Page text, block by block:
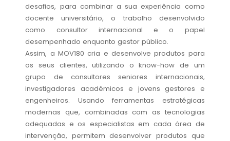
desafios, para combinar a sua experiência como
docente universitário, o trabalho desenvolvido
como consultor internacional e o papel
desempenhado enquanto gestor público.
Assim, a MOV180 cria e desenvolve produtos para
os seus clientes, utilizando o know-how de um
grupo de consultores seniores internacionais,
investigadores académicos e jovens gestores e
engenheiros. Usando ferramentas estratégicas
modernas que, combinadas com as tecnologias
adequadas e os especialistas em cada área de
intervenção, permitem desenvolver produtos que